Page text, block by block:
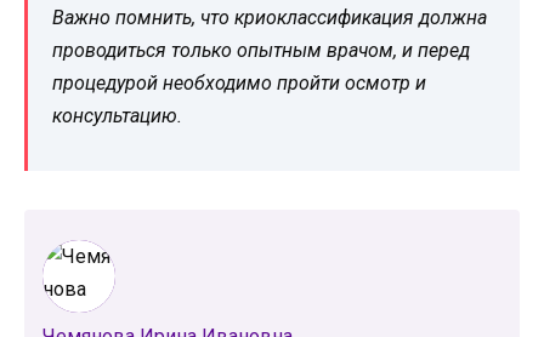
Важно помнить, что криоклассификация должна
проводиться только опытным врачом, и перед
процедурой необходимо пройти осмотр и
консультацию.